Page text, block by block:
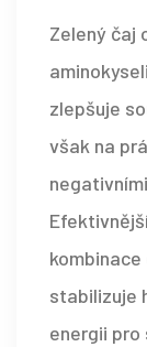
Zelený čaj
zlepšuje
však na
stabilizuje
energii pro